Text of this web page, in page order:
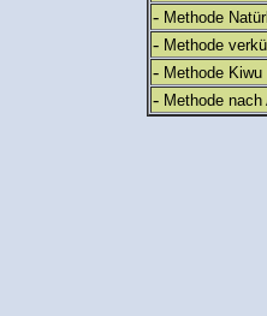
- Methode
- Methode
- Methode
- Methode